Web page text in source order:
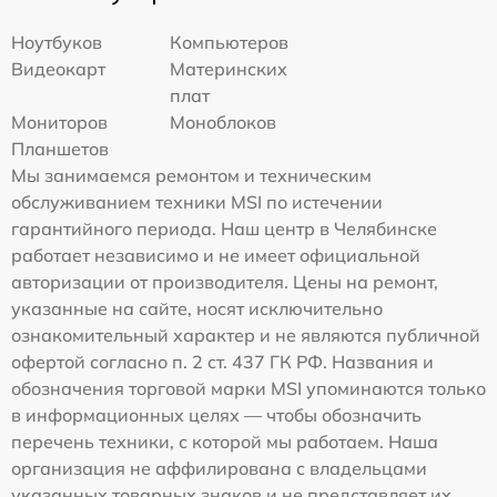
Ноутбуков
Компьютеров
Видеокарт
Материнских
плат
Мониторов
Моноблоков
Планшетов
Мы занимаемся ремонтом и техническим
обслуживанием техники MSI по истечении
гарантийного периода. Наш центр в Челябинске
работает независимо и не имеет официальной
авторизации от производителя. Цены на ремонт,
указанные на сайте, носят исключительно
ознакомительный характер и не являются публичной
офертой согласно п. 2 ст. 437 ГК РФ. Названия и
обозначения торговой марки MSI упоминаются только
в информационных целях — чтобы обозначить
перечень техники, с которой мы работаем. Наша
организация не аффилирована с владельцами